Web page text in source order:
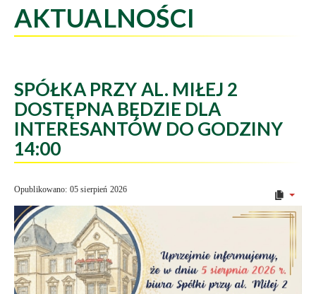
AKTUALNOŚCI
SPÓŁKA PRZY AL. MIŁEJ 2
DOSTĘPNA BĘDZIE DLA
INTERESANTÓW DO GODZINY
14:00
Opublikowano: 05 sierpień 2026